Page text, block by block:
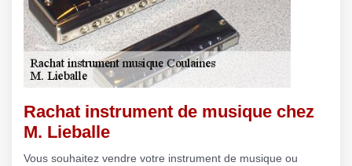
Rachat instrument de musique chez
M. Lieballe
Vous souhaitez vendre votre instrument de musique ou